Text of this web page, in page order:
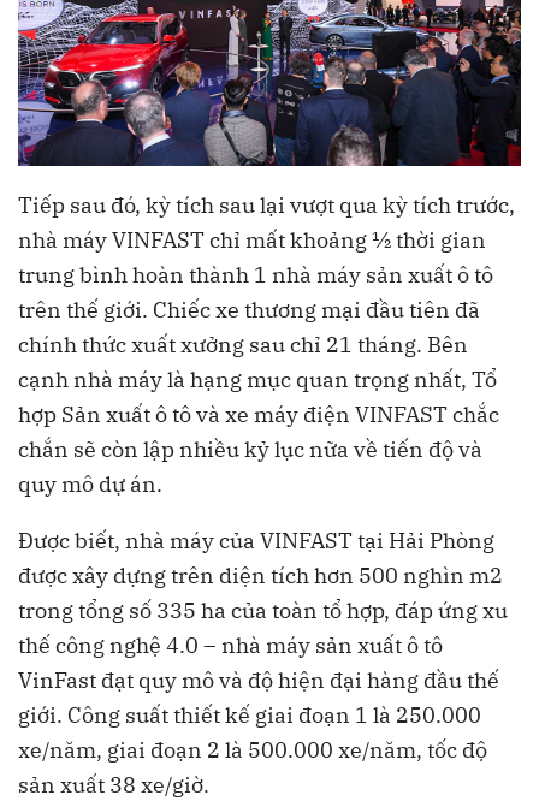
Tiếp sau đó, kỳ tích sau lại vượt qua kỳ tích trước,
nhà máy VINFAST chỉ mất khoảng ½ thời gian
trung bình hoàn thành 1 nhà máy sản xuất ô tô
trên thế giới. Chiếc xe thương mại đầu tiên đã
chính thức xuất xưởng sau chỉ 21 tháng. Bên
cạnh nhà máy là hạng mục quan trọng nhất, Tổ
hợp Sản xuất ô tô và xe máy điện VINFAST chắc
chắn sẽ còn lập nhiều kỷ lục nữa về tiến độ và
quy mô dự án.
Được biết, nhà máy của VINFAST tại Hải Phòng
được xây dựng trên diện tích hơn 500 nghìn m2
trong tổng số 335 ha của toàn tổ hợp, đáp ứng xu
thế công nghệ 4.0 – nhà máy sản xuất ô tô
VinFast đạt quy mô và độ hiện đại hàng đầu thế
giới. Công suất thiết kế giai đoạn 1 là 250.000
xe/năm, giai đoạn 2 là 500.000 xe/năm, tốc độ
sản xuất 38 xe/giờ.